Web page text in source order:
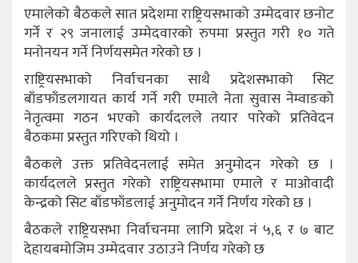
एमालेको बैठकले सात प्रदेशमा राष्ट्रियसभाको उम्मेदवार छनोट
गर्ने र २९ जनालाई उम्मेदवारको रुपमा प्रस्तुत गरी १० गते
मनोनयन गर्ने निर्णयसमेत गरेको छ ।
राष्ट्रियसभाको निर्वाचनका साथै प्रदेशसभाको सिट
बाँडफाँडलगायत कार्य गर्ने गरी एमाले नेता सुवास नेम्वाङको
नेतृत्वमा गठन भएको कार्यदलले तयार पारेको प्रतिवेदन
बैठकमा प्रस्तुत गरिएको थियो ।
बैठकले उक्त प्रतिवेदनलाई समेत अनुमोदन गरेको छ ।
कार्यदलले प्रस्तुत गरेको राष्ट्रियसभामा एमाले र माओवादी
केन्द्रको सिट बाँडफाँडलाई अनुमोदन गर्ने निर्णय गरेको छ ।
बैठकले राष्ट्रियसभा निर्वाचनमा लागि प्रदेश नं ५,६ र ७ बाट
देहायबमोजिम उम्मेदवार उठाउने निर्णय गरेको छ